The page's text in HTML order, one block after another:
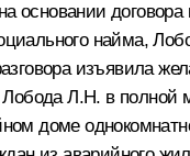
найма,
изъявила
Л.Н. в полной
доме